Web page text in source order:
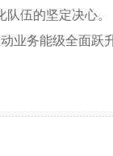
伍的坚定决心。
业务能级全面